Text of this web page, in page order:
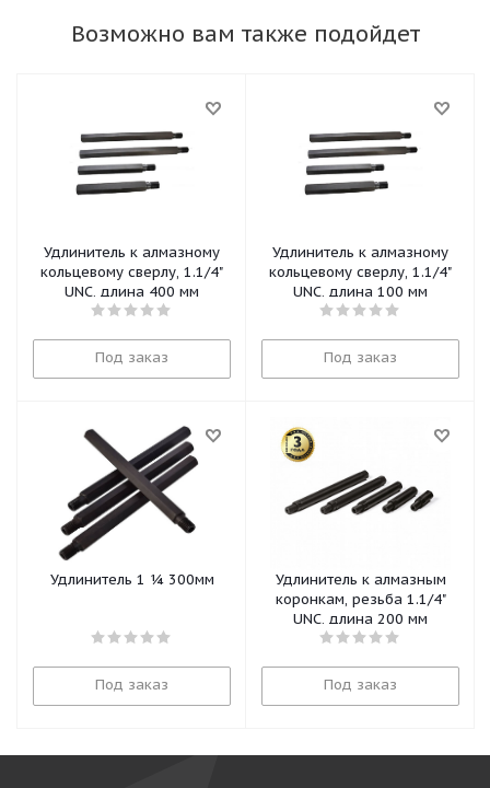
Возможно вам также подойдет
Удлинитель к алмазному
кольцевому сверлу, 1.1/4"
UNC, длина 400 мм
Под заказ
Удлинитель к алмазному
кольцевому сверлу, 1.1/4"
UNC, длина 100 мм
Под заказ
Удлинитель 1 ¼ 300мм
Под заказ
Удлинитель к алмазным
коронкам, резьба 1.1/4"
UNC, длина 200 мм
Под заказ